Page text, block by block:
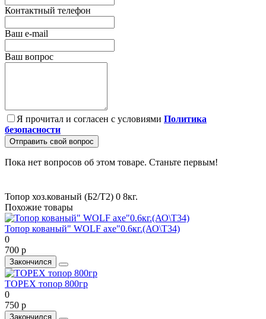
Контактный телефон
Ваш e-mail
Ваш вопрос
Я прочитал и согласен с условиями Политика
безопасности
Отправить свой вопрос
Пока нет вопросов об этом товаре. Станьте первым!
Топор хоз.кованый (Б2/Т2) 0 8кг.
Похожие товары
Топор кованый" WOLF axe"0.6кг.(АО\Т34)
0
700 р
Закончился
TOPEX топор 800гр
0
750 р
Закончился